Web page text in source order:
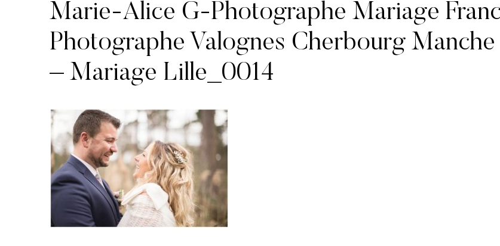
Marie-Alice G-Photographe Mariage
Photographe Valognes Cherbourg
– Mariage Lille_0014